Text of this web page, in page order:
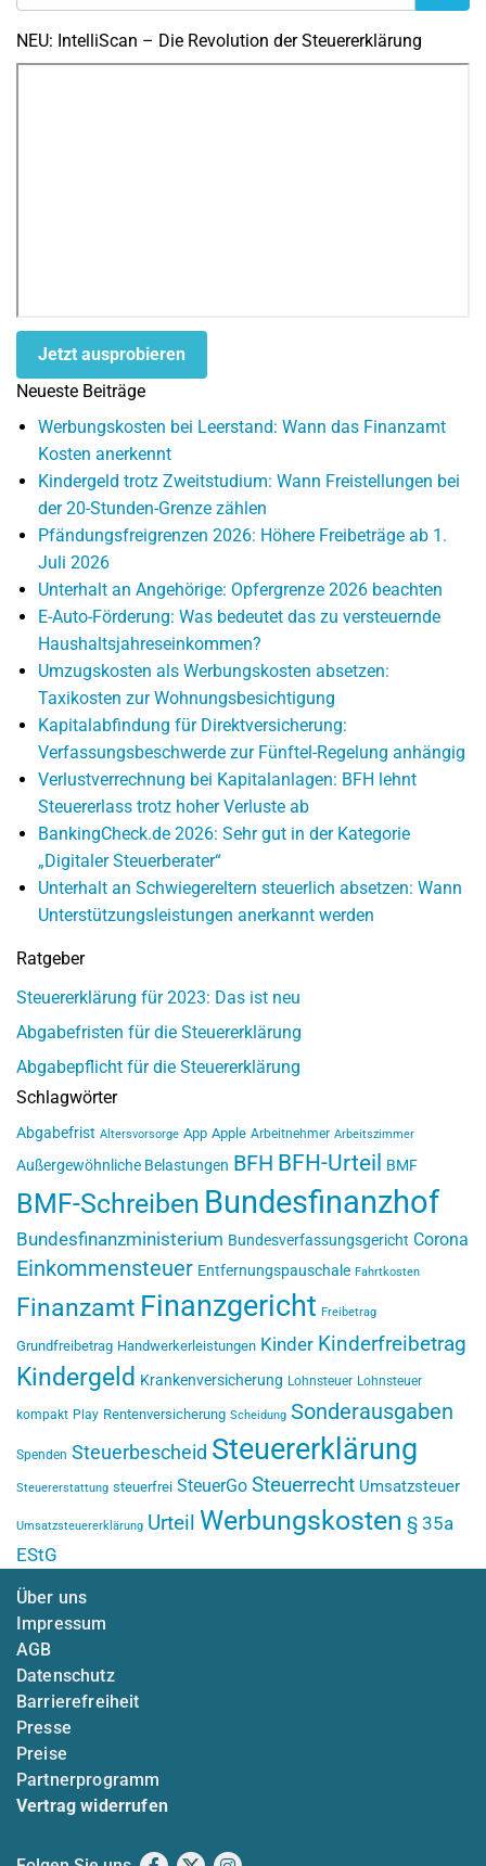
NEU: IntelliScan – Die Revolution der Steuererklärung
Jetzt ausprobieren
Neueste Beiträge
Werbungskosten bei Leerstand: Wann das Finanzamt
Kosten anerkennt
Kindergeld trotz Zweitstudium: Wann Freistellungen bei
der 20-Stunden-Grenze zählen
Pfändungsfreigrenzen 2026: Höhere Freibeträge ab 1.
Juli 2026
Unterhalt an Angehörige: Opfergrenze 2026 beachten
E-Auto-Förderung: Was bedeutet das zu versteuernde
Haushaltsjahreseinkommen?
Umzugskosten als Werbungskosten absetzen:
Taxikosten zur Wohnungsbesichtigung
Kapitalabfindung für Direktversicherung:
Verfassungsbeschwerde zur Fünftel-Regelung anhängig
Verlustverrechnung bei Kapitalanlagen: BFH lehnt
Steuererlass trotz hoher Verluste ab
BankingCheck.de 2026: Sehr gut in der Kategorie
„Digitaler Steuerberater“
Unterhalt an Schwiegereltern steuerlich absetzen: Wann
Unterstützungsleistungen anerkannt werden
Ratgeber
Steuererklärung für 2023: Das ist neu
Abgabefristen für die Steuererklärung
Abgabepflicht für die Steuererklärung
Schlagwörter
Abgabefrist Altersvorsorge App Apple Arbeitnehmer Arbeitszimmer
Außergewöhnliche Belastungen BFH BFH-Urteil BMF
BMF-Schreiben Bundesfinanzhof
Bundesfinanzministerium Bundesverfassungsgericht Corona
Einkommensteuer Entfernungspauschale Fahrtkosten
Finanzamt Finanzgericht Freibetrag
Grundfreibetrag Handwerkerleistungen Kinder Kinderfreibetrag
Kindergeld Krankenversicherung Lohnsteuer Lohnsteuer
kompakt Play Rentenversicherung Scheidung Sonderausgaben
Spenden Steuerbescheid Steuererklärung
Steuererstattung steuerfrei SteuerGo Steuerrecht Umsatzsteuer
Umsatzsteuererklärung Urteil Werbungskosten § 35a
EStG
Über uns
Impressum
AGB
Datenschutz
Barrierefreiheit
Presse
Preise
Partnerprogramm
Vertrag widerrufen